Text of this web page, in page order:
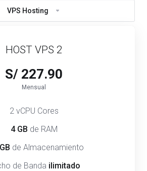
VPS Hosting
HOST VPS 2
S/ 227.90
Mensual
2 vCPU Cores
4 GB de RAM
de Almacenamiento
de Banda ilimitado